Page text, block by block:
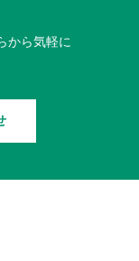
から気軽に